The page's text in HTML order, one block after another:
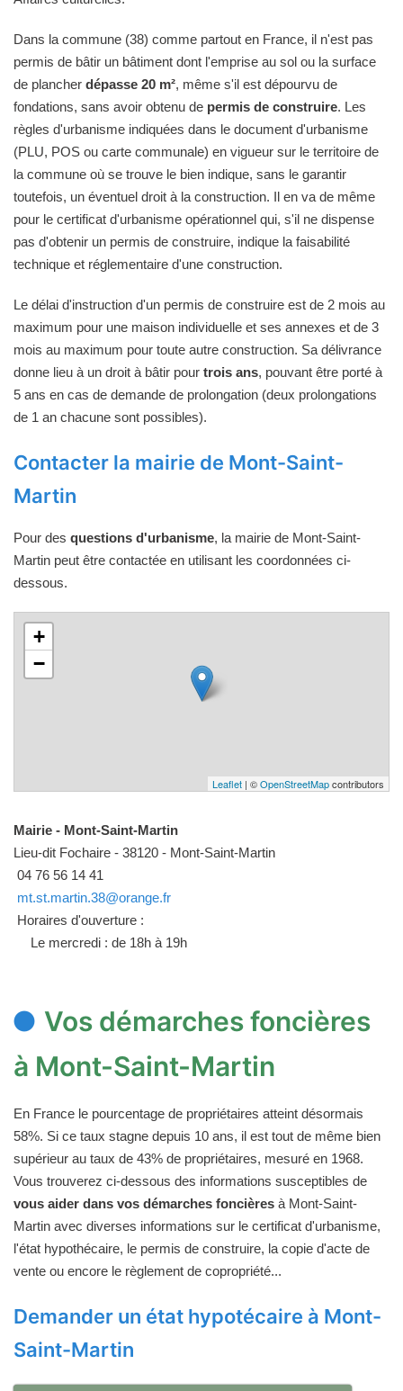
Dans la commune (38) comme partout en France, il n'est pas
permis de bâtir un bâtiment dont l'emprise au sol ou la surface
de plancher dépasse 20 m², même s'il est dépourvu de
fondations, sans avoir obtenu de permis de construire. Les
règles d'urbanisme indiquées dans le document d'urbanisme
(PLU, POS ou carte communale) en vigueur sur le territoire de
la commune où se trouve le bien indique, sans le garantir
toutefois, un éventuel droit à la construction. Il en va de même
pour le certificat d'urbanisme opérationnel qui, s'il ne dispense
pas d'obtenir un permis de construire, indique la faisabilité
technique et réglementaire d'une construction.
Le délai d'instruction d'un permis de construire est de 2 mois au
maximum pour une maison individuelle et ses annexes et de 3
mois au maximum pour toute autre construction. Sa délivrance
donne lieu à un droit à bâtir pour trois ans, pouvant être porté à
5 ans en cas de demande de prolongation (deux prolongations
de 1 an chacune sont possibles).
Contacter la mairie de Mont-Saint-
Martin
Pour des questions d'urbanisme, la mairie de Mont-Saint-
Martin peut être contactée en utilisant les coordonnées ci-
dessous.
+
−
Leaflet | ©OpenStreetMapcontributors
Mairie - Mont-Saint-Martin
Lieu-dit Fochaire - 38120 - Mont-Saint-Martin
04 76 56 14 41
mt.st.martin.38@orange.fr
Horaires d'ouverture :
Le mercredi : de 18h à 19h
Vos démarches foncières
à Mont-Saint-Martin
En France le pourcentage de propriétaires atteint désormais
58%. Si ce taux stagne depuis 10 ans, il est tout de même bien
supérieur au taux de 43% de propriétaires, mesuré en 1968.
Vous trouverez ci-dessous des informations susceptibles de
vous aider dans vos démarches foncières à Mont-Saint-
Martin avec diverses informations sur le certificat d'urbanisme,
l'état hypothécaire, le permis de construire, la copie d'acte de
vente ou encore le règlement de copropriété...
Demander un état hypotécaire à Mont-
Saint-Martin